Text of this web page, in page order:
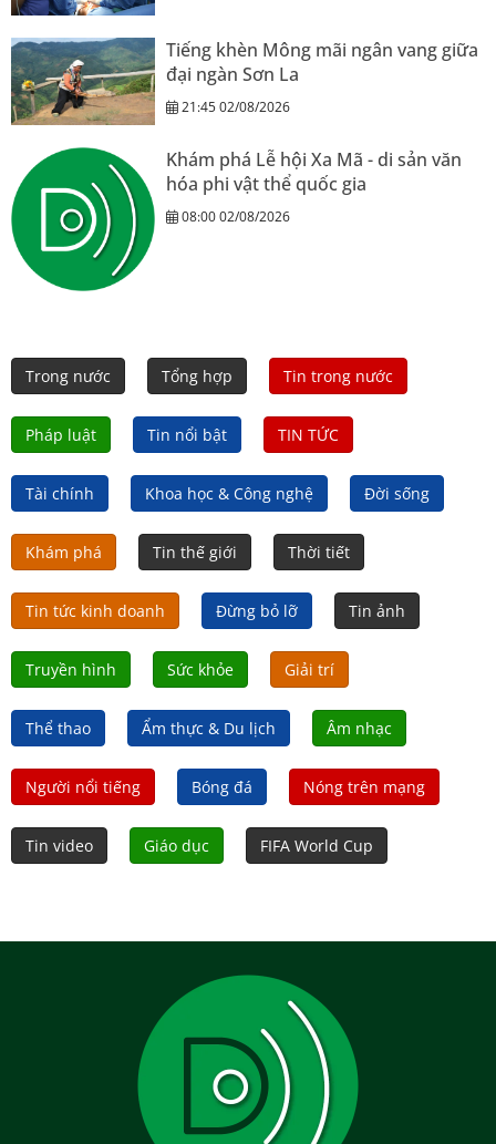
Tiếng khèn Mông mãi ngân vang giữa
đại ngàn Sơn La
21:45 02/08/2026
Khám phá Lễ hội Xa Mã - di sản văn
hóa phi vật thể quốc gia
08:00 02/08/2026
Trong nước Tổng hợp Tin trong nước
Pháp luật Tin nổi bật TIN TỨC
Tài chính Khoa học & Công nghệ Đời sống
Khám phá Tin thế giới Thời tiết
Tin tức kinh doanh Đừng bỏ lỡ Tin ảnh
Truyền hình Sức khỏe Giải trí
Thể thao Ẩm thực & Du lịch Âm nhạc
Người nổi tiếng Bóng đá Nóng trên mạng
Tin video Giáo dục FIFA World Cup